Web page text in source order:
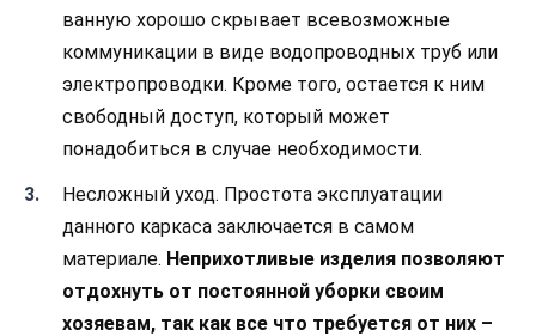
ванную хорошо скрывает всевозможные
коммуникации в виде водопроводных труб или
электропроводки. Кроме того, остается к ним
свободный доступ, который может
понадобиться в случае необходимости.
Несложный уход. Простота эксплуатации
данного каркаса заключается в самом
материале. Неприхотливые изделия позволяют
отдохнуть от постоянной уборки своим
хозяевам, так как все что требуется от них –